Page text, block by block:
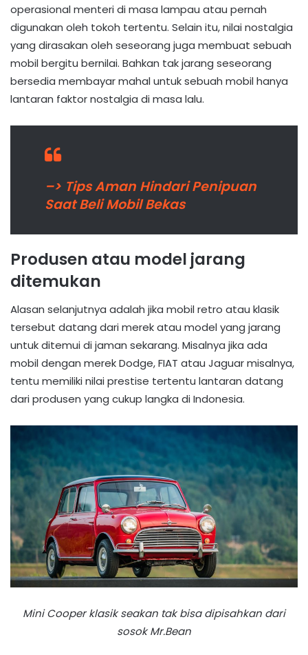
operasional menteri di masa lampau atau pernah
digunakan oleh tokoh tertentu. Selain itu, nilai nostalgia
yang dirasakan oleh seseorang juga membuat sebuah
mobil bergitu bernilai. Bahkan tak jarang seseorang
bersedia membayar mahal untuk sebuah mobil hanya
lantaran faktor nostalgia di masa lalu.
–> Tips Aman Hindari Penipuan
Saat Beli Mobil Bekas
Produsen atau model jarang
ditemukan
Alasan selanjutnya adalah jika mobil retro atau klasik
tersebut datang dari merek atau model yang jarang
untuk ditemui di jaman sekarang. Misalnya jika ada
mobil dengan merek Dodge, FIAT atau Jaguar misalnya,
tentu memiliki nilai prestise tertentu lantaran datang
dari produsen yang cukup langka di Indonesia.
Mini Cooper klasik seakan tak bisa dipisahkan dari
sosok Mr.Bean